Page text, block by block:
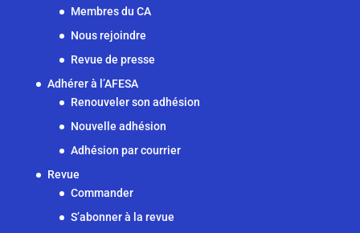
Membres du CA
Nous rejoindre
Revue de presse
Adhérer à l’AFESA
Renouveler son adhésion
Nouvelle adhésion
Adhésion par courrier
Revue
Commander
S’abonner à la revue